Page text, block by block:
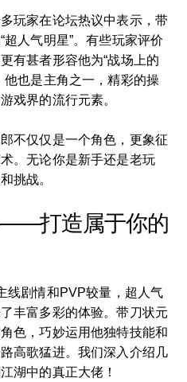
玩家在论坛热议中表示，带
人气明星”。有些玩家评价
有甚者形容他为“战场上的
他也是主角之一，精彩的操
戏界的流行元素。
不仅仅是一个角色，更象征
。无论你是新手还是老玩
挑战。
打造属于你的
线剧情和PVP较量，超人气
丰富多彩的体验。带刀状元
色，巧妙运用他独特技能和
高歌猛进。我们深入介绍几
湖中的真正大佬！